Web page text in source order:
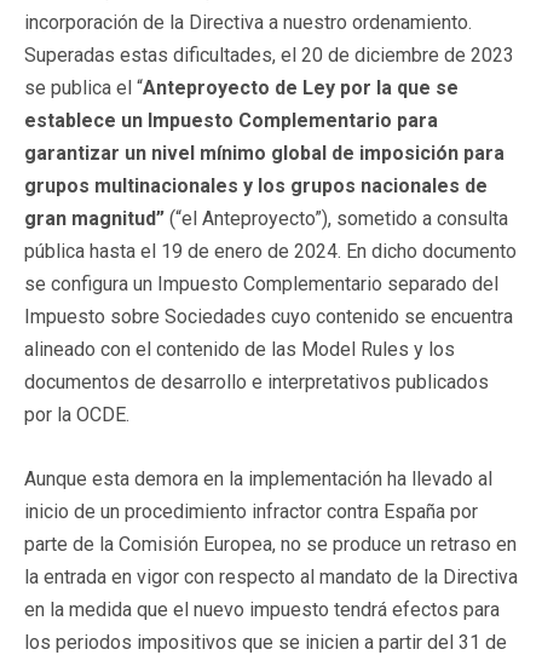
incorporación de la Directiva a nuestro ordenamiento.
Superadas estas dificultades, el 20 de diciembre de 2023
se publica el “Anteproyecto de Ley por la que se
establece un Impuesto Complementario para
garantizar un nivel mínimo global de imposición para
grupos multinacionales y los grupos nacionales de
gran magnitud” (“el Anteproyecto”), sometido a consulta
pública hasta el 19 de enero de 2024. En dicho documento
se configura un Impuesto Complementario separado del
Impuesto sobre Sociedades cuyo contenido se encuentra
alineado con el contenido de las Model Rules y los
documentos de desarrollo e interpretativos publicados
por la OCDE.
Aunque esta demora en la implementación ha llevado al
inicio de un procedimiento infractor contra España por
parte de la Comisión Europea, no se produce un retraso en
la entrada en vigor con respecto al mandato de la Directiva
en la medida que el nuevo impuesto tendrá efectos para
los periodos impositivos que se inicien a partir del 31 de